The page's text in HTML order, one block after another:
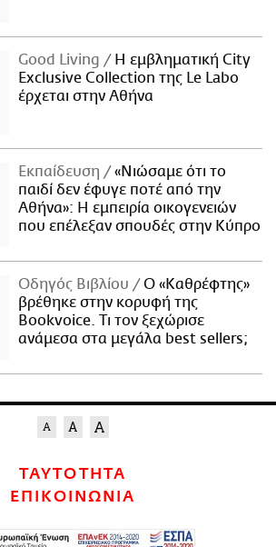
Good Living
Η εμβληματική City
Exclusive Collection της Le Labo
έρχεται στην Αθήνα
Εκπαίδευση
«Νιώσαμε ότι το
παιδί δεν έφυγε ποτέ από την
Αθήνα»: Η εμπειρία οικογενειών
που επέλεξαν σπουδές στην Κύπρο
Οδηγός Βιβλίου
Ο «Καθρέφτης»
βρέθηκε στην κορυφή της
Bookvoice. Τι τον ξεχώρισε
ανάμεσα στα μεγάλα best sellers;
ΤΑΥΤΟΤΗΤΑ
ΕΠΙΚΟΙΝΩΝΙΑ